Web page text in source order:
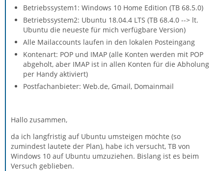
Betriebssystem1: Windows 10 Home Edition (TB 68.5.0)
Betriebssystem2: Ubuntu 18.04.4 LTS (TB 68.4.0 --> lt.
Ubuntu die neueste für mich verfügbare Version)
Alle Mailaccounts laufen in den lokalen Posteingang
Kontenart: POP und IMAP (alle Konten werden mit POP
abgeholt, aber IMAP ist in allen Konten für die Abholung
per Handy aktiviert)
Postfachanbieter: Web.de, Gmail, Domainmail
Hallo zusammen,
da ich langfristig auf Ubuntu umsteigen möchte (so
zumindest lautete der Plan), habe ich versucht, TB von
Windows 10 auf Ubuntu umzuziehen. Bislang ist es beim
Versuch geblieben.